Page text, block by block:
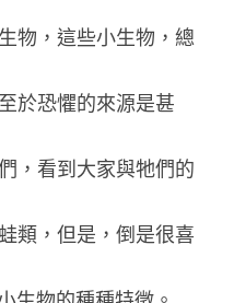
物，這些小生物，總
於恐懼的來源是甚
，看到大家與牠們的
類，但是，倒是很喜